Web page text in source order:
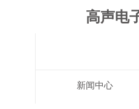
高声电
新闻中心